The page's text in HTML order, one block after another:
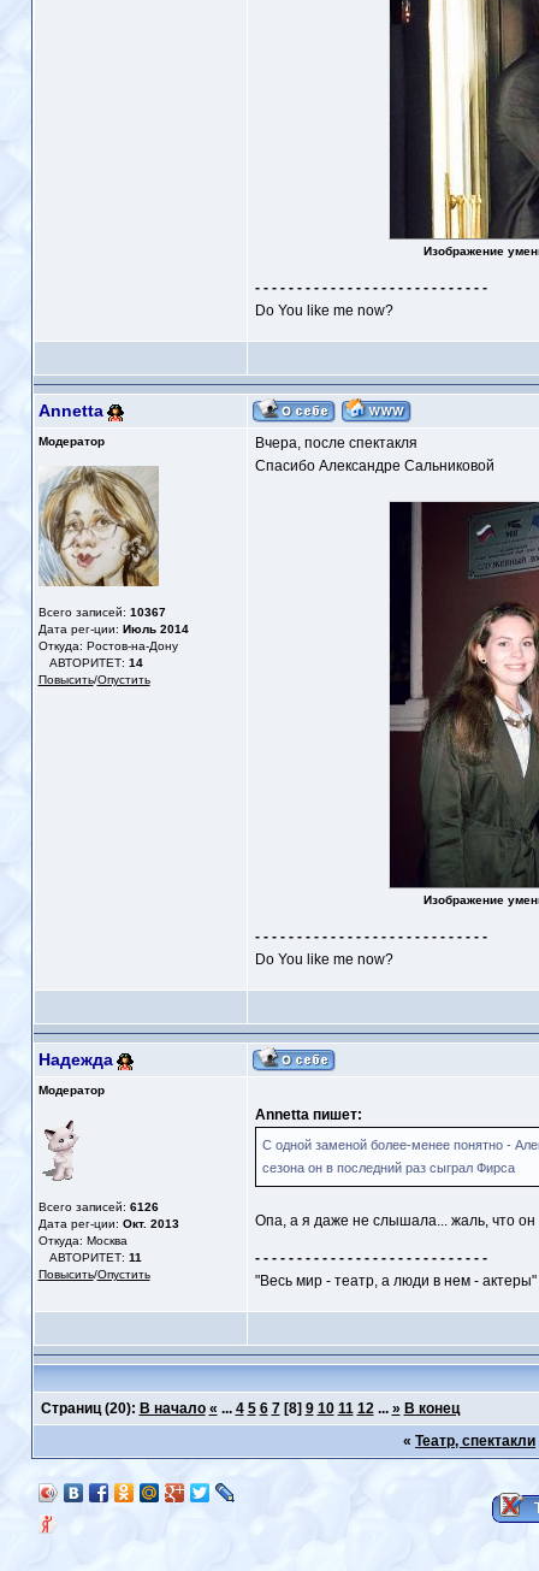
Изображение
- - - - - - - - - - - - - - - - - - - - - - - - - - - -
Do You like me now?
Annetta
Модератор
Всего записей: 10367
Дата рег-ции: Июль 2014
Откуда: Ростов-на-Дону
АВТОРИТЕТ: 14
Повысить/Опустить
Вчера, после спектакля
Спасибо Александре Сальниковой
Изображение
- - - - - - - - - - - - - - - - - - - - - - - - - - - -
Do You like me now?
Надежда
Модератор
Всего записей: 6126
Дата рег-ции: Окт. 2013
Откуда: Москва
АВТОРИТЕТ: 11
Повысить/Опустить
Annetta пишет:
С одной заменой более-менее понятно -
сезона он в последний раз сыграл Фирса
Опа, а я даже не слышала... жаль, что он
- - - - - - - - - - - - - - - - - - - - - - - - - - - -
"Весь мир - театр, а люди в нем - актеры"
Страниц(20): В начало « ... 4 5 6 7[8] 9 10 11 12... » В конец
« Театр, спектакли